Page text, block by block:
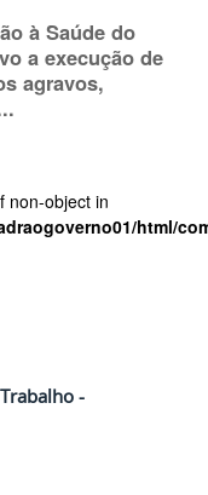
à Saúde do
a execução de
agravos,
non-object in
html/
-